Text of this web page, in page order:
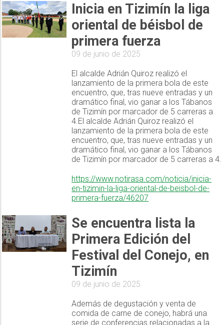
Inicia en Tizimín la liga
oriental de béisbol de
primera fuerza
09 de junio de 2025
El alcalde Adrián Quiroz realizó el
lanzamiento de la primera bola de este
encuentro, que, tras nueve entradas y un
dramático final, vio ganar a los Tábanos
de Tizimín por marcador de 5 carreras a
4.El alcalde Adrián Quiroz realizó el
lanzamiento de la primera bola de este
encuentro, que, tras nueve entradas y un
dramático final, vio ganar a los Tábanos
de Tizimín por marcador de 5 carreras a 4.
https://www.notirasa.com/noticia/inicia-
en-tizimin-la-liga-oriental-de-beisbol-de-
primera-fuerza/46207
Se encuentra lista la
Primera Edición del
Festival del Conejo, en
Tizimín
09 de junio de 2025
Además de degustación y venta de
comida de carne de conejo, habrá una
serie de conferencias relacionadas a la